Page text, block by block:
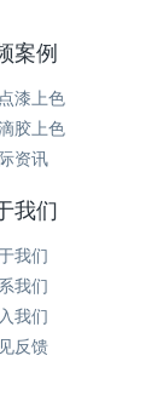
案例
漆上色
胶上色
资讯
我们
我们
我们
我们
反馈